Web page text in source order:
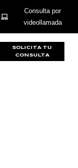
Consulta por
videollamada
SOLICITA TU
CONSULTA